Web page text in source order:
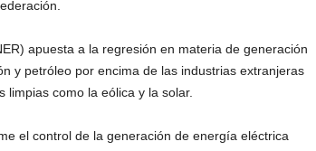
apuesta a la regresión en materia de generación
y petróleo por encima de las industrias extranjeras
limpias como la eólica y la solar.
el control de la generación de energía eléctrica